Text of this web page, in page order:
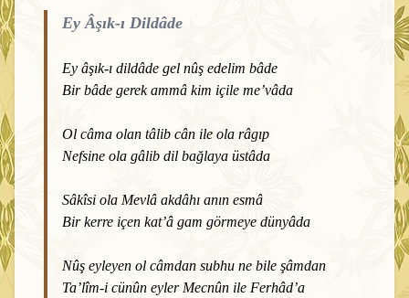
Ey Âşık-ı Dildâde
Ey âşık-ı dildâde gel nûş edelim bâde
Bir bâde gerek ammâ kim içile me’vâda
Ol câma olan tâlib cân ile ola râgıp
Nefsine ola gâlib dil bağlaya üstâda
Sâkîsi ola Mevlâ akdâhı anın esmâ
Bir kerre içen kat’â gam görmeye dünyâda
Nûş eyleyen ol câmdan subhu ne bile şâmdan
Ta’lîm-i cünûn eyler Mecnûn ile Ferhâd’a